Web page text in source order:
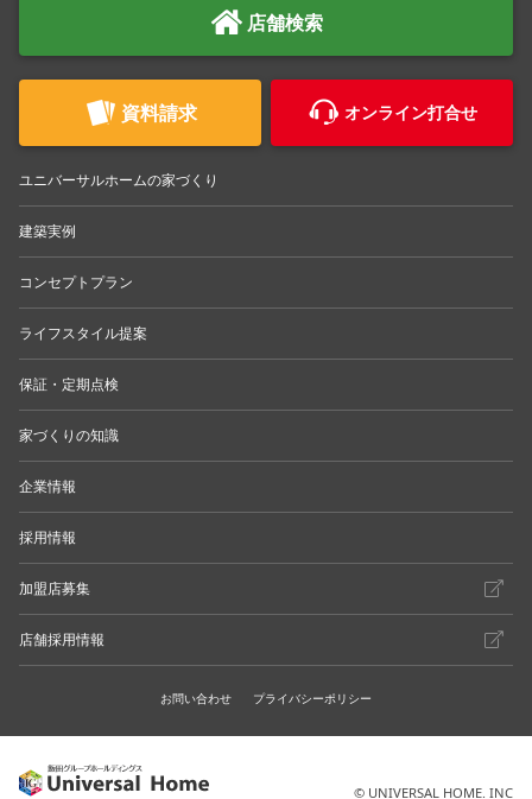
店舗検索
資料請求 オンライン打合せ
ユニバーサルホームの家づくり
建築実例
コンセプトプラン
ライフスタイル提案
保証・定期点検
家づくりの知識
企業情報
採用情報
加盟店募集
店舗採用情報
お問い合わせ プライバシーポリシー
© UNIVERSAL HOME. INC